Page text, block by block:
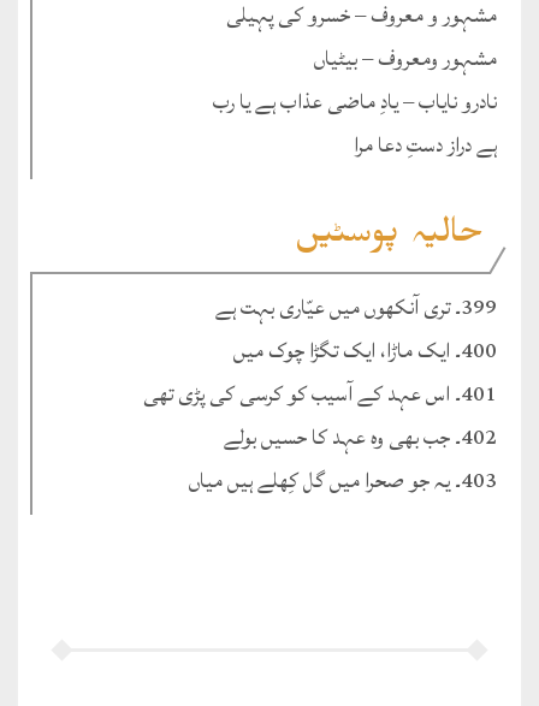
مشہور و معروف – خسرو کی پہیلی
مشہور ومعروف – بیٹیاں
نادرو نایاب – یادِ ماضی عذاب ہے یا رب
ہے دراز دستِ دعا مرا
حالیہ پوسٹیں
399۔ تری آنکھوں میں عیّاری بہت ہے
400۔ ایک ماڑا، ایک تگڑا چوک میں
401۔ اس عہد کے آسیب کو کرسی کی پڑی تھی
402۔ جب بھی وہ عہد کا حسیں بولے
403۔ یہ جو صحرا میں گل کِھلے ہیں میاں